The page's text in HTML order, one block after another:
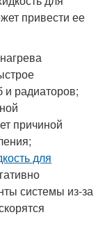
привести ее
и радиаторов;
причиной
для
системы из-за